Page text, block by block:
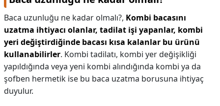
Baca uzunluğu ne kadar olmalı?, Kombi bacasını
uzatma ihtiyacı olanlar, tadilat işi yapanlar, kombi
yeri değiştirdiğinde bacası kısa kalanlar bu ürünü
kullanabilirler. Kombi tadilatı, kombi yer değişikliği
yapıldığında veya yeni kombi alındığında kombi ya da
şofben hermetik ise bu baca uzatma borusuna ihtiyaç
duyulur.